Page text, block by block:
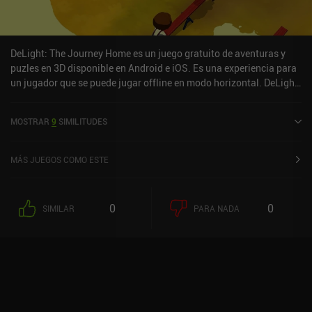
hecho jamás, pero a pesar de sus desventajas, su jugabilidad es
decentemente cautivadora, y merece la pena echarle un vistazo si
te gustan los juegos de rol en primera persona.
DeLight: The Journey Home es un juego gratuito de aventuras y
puzles en 3D disponible en Android e iOS. Es una experiencia para
un jugador que se puede jugar offline en modo horizontal. DeLight:
en la App Store de iOS.
MOSTRAR 9 SIMILITUDES
MÁS JUEGOS COMO ESTE
SIMILAR 0 PARA NADA 0